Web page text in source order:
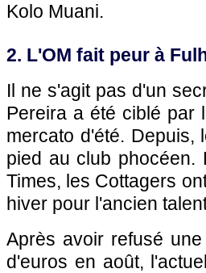
Kolo Muani.
2. L'OM fait peur à
Il ne s'agit pas d'un
Pereira a été ciblé par
mercato d'été. Depuis,
pied au club phocéen.
Times, les Cottagers
hiver pour l'ancien
Après avoir refusé
d'euros en août,